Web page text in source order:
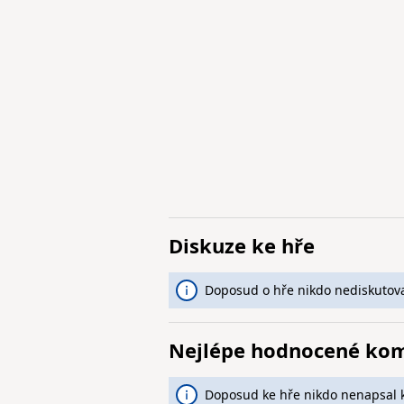
Diskuze ke hře
Doposud o hře nikdo
Nejlépe hodnocené
Doposud ke hře nikdo nenapsal